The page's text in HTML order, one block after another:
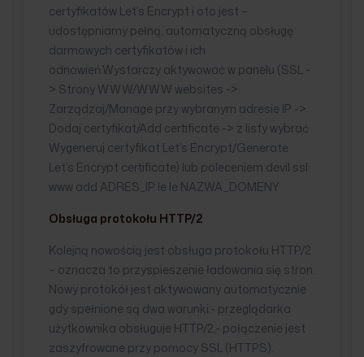
certyfikatów Let’s Encrypt i oto jest –
udostępniamy pełną, automatyczną obsługę
darmowych certyfikatów i ich
odnowień.Wystarczy aktywować w panelu (SSL -
> Strony WWW/WWW websites ->
Zarządzaj/Manage przy wybranym adresie IP ->
Dodaj certyfikat/Add certificate -> z listy wybrać
Wygeneruj certyfikat Let’s Encrypt/Generate
Let’s Encrypt certificate) lub poleceniem:devil ssl
www add ADRES_IP le le NAZWA_DOMENY
Obsługa protokołu HTTP/2
Kolejną nowością jest obsługa protokołu HTTP/2
– oznacza to przyspieszenie ładowania się stron.
Nowy protokół jest aktywowany automatycznie
gdy spełnione są dwa warunki:- przeglądarka
użytkownika obsługuje HTTP/2,- połączenie jest
zaszyfrowane przy pomocy SSL (HTTPS).